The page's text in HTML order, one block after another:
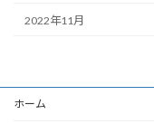
2022年11月
ホーム